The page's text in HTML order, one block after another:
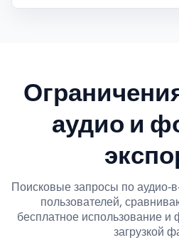
аудио и
Поисковые запросы по
пользователей,
бесплатное использование
загрузкой